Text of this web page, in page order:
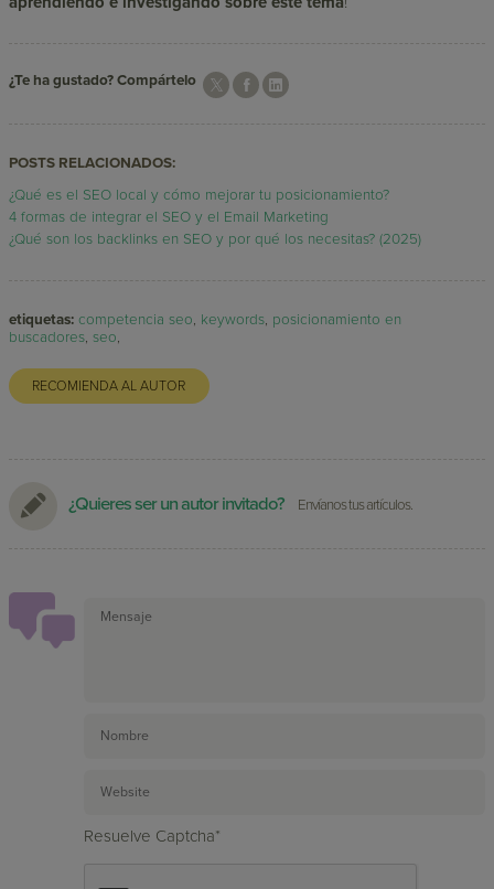
¿Te ha gustado? Compártelo
POSTS RELACIONADOS:
¿Qué es el SEO local y cómo mejorar tu posicionamiento?
4 formas de integrar el SEO y el Email Marketing
¿Qué son los backlinks en SEO y por qué los necesitas? (2025)
etiquetas: competencia seo, keywords, posicionamiento en
buscadores,seo,
RECOMIENDA AL AUTOR
¿Quieres ser un autor invitado? Envíanos tus artículos.
Resuelve Captcha*